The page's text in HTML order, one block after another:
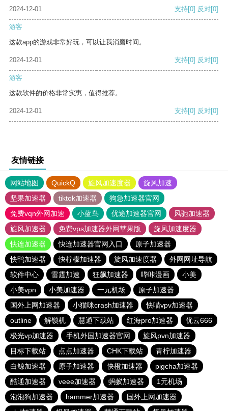
2024-12-01
支持[0] 反对[0]
游客
这款app的游戏非常好玩，可以让我消磨时间。
2024-12-01 支持[0] 反对[0]
游客
这款软件的价格非常实惠，值得推荐。
2024-12-01 支持[0] 反对[0]
友情链接
网站地图 QuickQ 旋风加速度器
旋风加速
坚果加速器
tiktok加速器
狗急加速器官网
免费vqn外网加速
小蓝鸟 优途加速器官网
风驰加速器
旋风加速器
免费vps加速器外网苹果版
旋风加速度器
快连加速器
快连加速器官网入口
原子加速器
快鸭加速器
快柠檬加速器 旋风加速度器
外网网址导航
软件中心
雷霆加速 狂飙加速器 哔咔漫画
小美
小美vpn
小美加速器 一元机场
原子加速器
国外上网加速器
小猫咪crash加速器
快喵vpv加速器
outline
解锁机 慧通下载站 红海pro加速器
优云666
极光vp加速器
手机外国加速器官网
旋风pvn加速器
目标下载站
点点加速器 CHK下载站
青柠加速器
白鲸加速器
原子加速器 快橙加速器
pigcha加速器
酷通加速器
veee加速器 蚂蚁加速器
1元机场
泡泡狗加速器
hammer加速器
国外上网加速器